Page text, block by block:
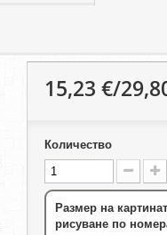
15,23 €/
Количество
Размер на
рисуване по